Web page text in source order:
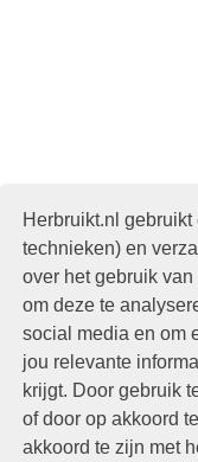
Herbruikt.nl
technieken) en
over het gebruik
om deze te
social media en om
jou relevante
krijgt. Door gebruik
of door op akkoord
akkoord te zijn met